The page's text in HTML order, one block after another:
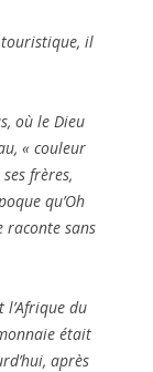
touristique, il
où le Dieu
« couleur
frères,
qu’Oh
raconte sans
l’Afrique du
était
après